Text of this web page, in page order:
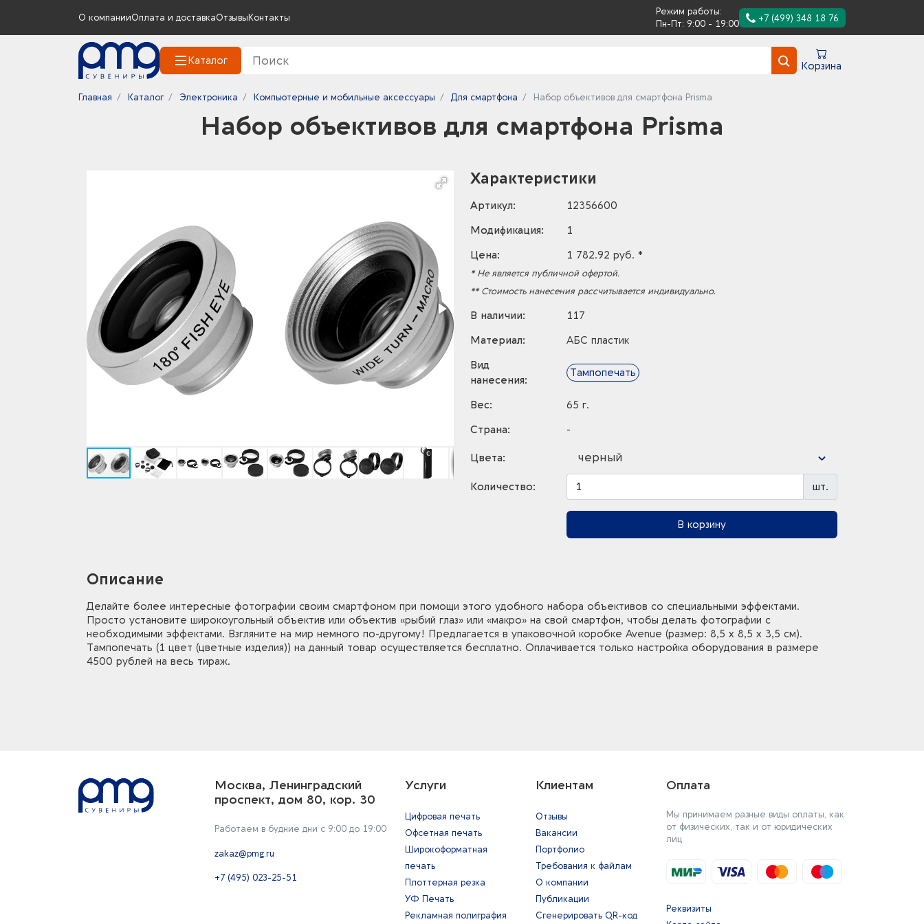
О компанииОплата и доставкаОтзывы Контакты
Режим работы:
Пн-Пт: 9:00 - 19:00
+7 (499) 348 18 76
Каталог Корзина
Главная Каталог Электроника Компьютерные и мобильные аксессуары Для смартфона Набор объективов для смартфона Prisma
Набор объективов для смартфона Prisma
Характеристики
Артикул:
12356600
Модификация:
1
Цена:
1 782.92 руб. *
* Не является публичной офертой.
** Стоимость нанесения рассчитывается индивидуально.
В наличии:
117
Материал:
АБС пластик
Вид
нанесения:
Тампопечать
Вес:
65 г.
Страна:
-
Цвета: черный
Количество: шт.
В корзину
Описание
Делайте более интересные фотографии своим смартфоном при помощи этого удобного набора объективов со специальными эффектами.
Просто установите широкоугольный объектив или объектив «рыбий глаз» или «макро» на свой смартфон, чтобы делать фотографии с
необходимыми эффектами. Взгляните на мир немного по-другому! Предлагается в упаковочной коробке Avenue (размер: 8,5 x 8,5 x 3,5 см).
Тампопечать (1 цвет (цветные изделия)) на данный товар осуществляется бесплатно. Оплачивается только настройка оборудования в размере
4500 рублей на весь тираж.
Москва, Ленинградский
проспект, дом 80, кор. 30
Работаем в будние дни с 9:00 до 19:00
zakaz@pmg.ru
+7 (495) 023-25-51
Услуги
Цифровая печать
Офсетная печать
Широкоформатная
печать
Плоттерная резка
УФ Печать
Рекламная полиграфия
Клиентам
Отзывы
Вакансии
Портфолио
Требования к файлам
О компании
Публикации
Сгенерировать QR-код
Оплата
Мы принимаем разные виды оплаты, как
от физических, так и от юридических
лиц
Реквизиты